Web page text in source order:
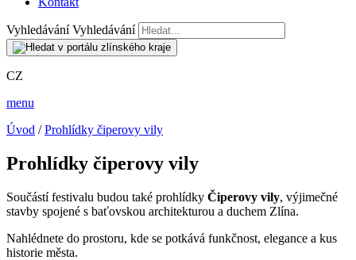
Vyhledávání Vyhledávání
CZ
menu
Úvod /Prohlídky čiperovy vily
Prohlídky čiperovy vily
Součástí festivalu budou také prohlídky Čiperovy vily, výjimečné
stavby spojené s baťovskou architekturou a duchem Zlína.
Nahlédnete do prostoru, kde se potkává funkčnost, elegance a kus
historie města.